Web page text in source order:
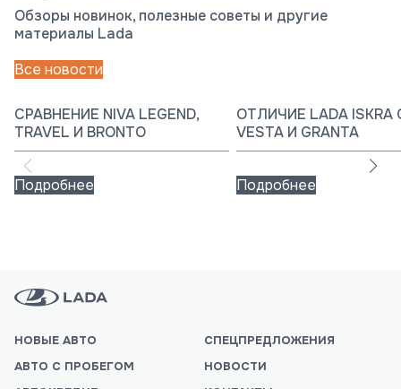
Обзоры новинок, полезные советы и другие
материалы Lada
Все новости
СРАВНЕНИЕ NIVA LEGEND,
TRAVEL И BRONTO
Подробнее
ОТЛИЧИЕ LADA ISKRA
VESTA И GRANTA
Подробнее
НОВЫЕ АВТО
АВТО С ПРОБЕГОМ
СПЕЦПРЕДЛОЖЕНИЯ
НОВОСТИ